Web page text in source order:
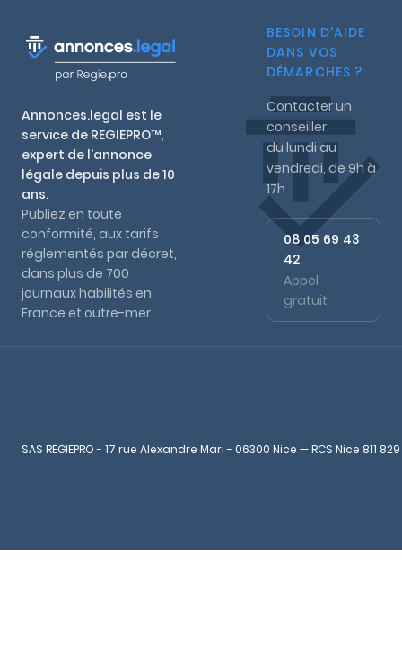
Annonces.legal est le
service de REGIEPRO™,
expert de l'annonce
légale depuis plus de 10
ans.
Publiez en toute
conformité, aux tarifs
réglementés par décret,
dans plus de 700
journaux habilités en
France et outre-mer.
BESOIN D'AIDE
DANS VOS
DÉMARCHES ?
Contacter un
conseiller
du lundi au
vendredi, de 9h à
17h
08 05 69 43
42
Appel
gratuit
SAS REGIEPRO - 17 rue Alexandre Mari - 06300 Nice — RCS Nice 811